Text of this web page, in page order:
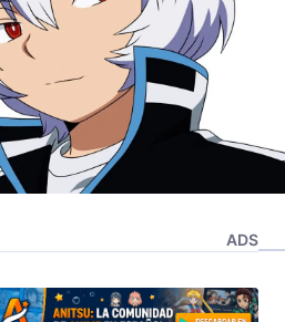
ADS